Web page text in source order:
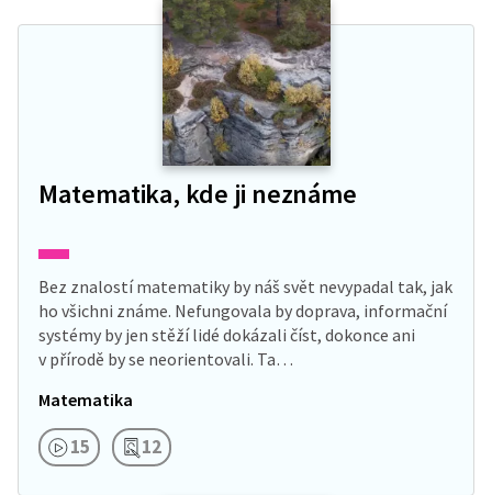
Matematika, kde ji neznáme
Bez znalostí matematiky by náš svět nevypadal tak, jak
ho všichni známe. Nefungovala by doprava, informační
systémy by jen stěží lidé dokázali číst, dokonce ani
v přírodě by se neorientovali. Ta…
Matematika
15 12